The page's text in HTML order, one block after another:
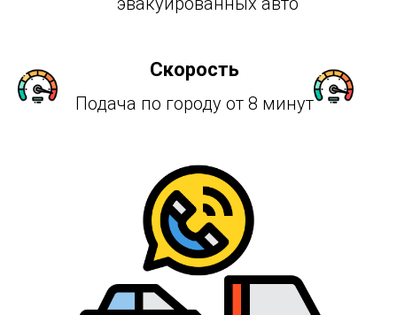
Скорость
Подача по городу от 8 минут